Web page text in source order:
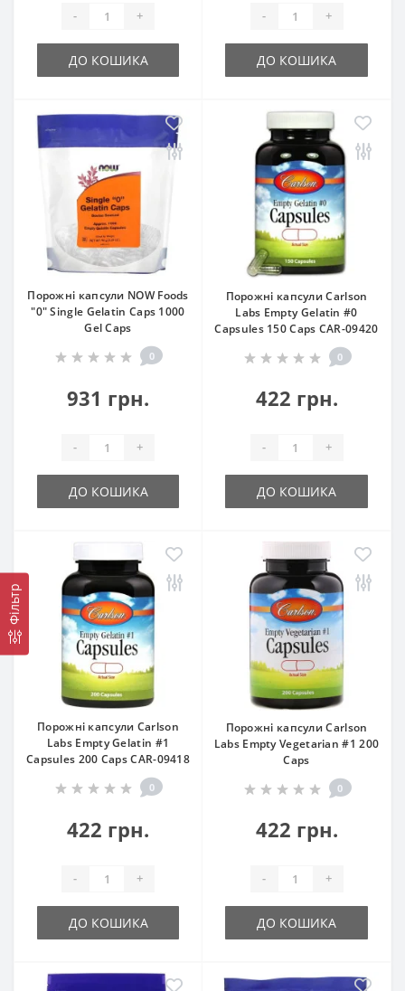
Фільтр
- +
ДО КОШИКА
- +
ДО КОШИКА
Порожні капсули NOW Foods
"0" Single Gelatin Caps 1000
Gel Caps
0
931 грн.
- +
ДО КОШИКА
Порожні капсули Carlson
Labs Empty Gelatin #0
Capsules 150 Caps CAR-09420
0
422 грн.
- +
ДО КОШИКА
Порожні капсули Carlson
Labs Empty Gelatin #1
Capsules 200 Caps CAR-09418
0
422 грн.
- +
ДО КОШИКА
Порожні капсули Carlson
Labs Empty Vegetarian #1 200
Caps
0
422 грн.
- +
ДО КОШИКА